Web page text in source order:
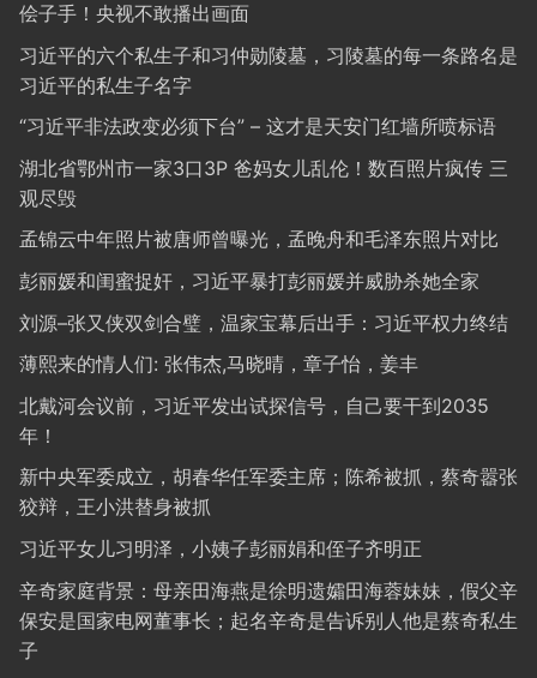
侩子手！央视不敢播出画面
习近平的六个私生子和习仲勋陵墓，习陵墓的每一条路名是
习近平的私生子名字
“习近平非法政变必须下台” – 这才是天安门红墙所喷标语
湖北省鄂州市一家3口3P 爸妈女儿乱伦！数百照片疯传 三
观尽毁
孟锦云中年照片被唐师曾曝光，孟晚舟和毛泽东照片对比
彭丽媛和闺蜜捉奸，习近平暴打彭丽媛并威胁杀她全家
刘源–张又侠双剑合璧，温家宝幕后出手：习近平权力终结
薄熙来的情人们: 张伟杰,马晓晴，章子怡，姜丰
北戴河会议前，习近平发出试探信号，自己要干到2035
年！
新中央军委成立，胡春华任军委主席；陈希被抓，蔡奇嚣张
狡辩，王小洪替身被抓
习近平女儿习明泽，小姨子彭丽娟和侄子齐明正
辛奇家庭背景：母亲田海燕是徐明遗孀田海蓉妹妹，假父辛
保安是国家电网董事长；起名辛奇是告诉别人他是蔡奇私生
子